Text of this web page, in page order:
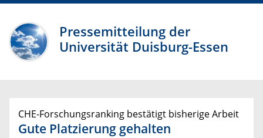
Pressemitteilung der
Universität Duisburg-Essen
CHE-Forschungsranking bestätigt bisherige Arbeit
Gute Platzierung gehalten